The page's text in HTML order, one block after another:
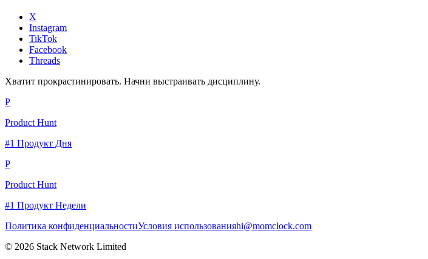
X
Instagram
TikTok
Facebook
Threads
Хватит прокрастинировать. Начни выстраивать дисциплину.
P
Product Hunt
#1 Продукт Дня
P
Product Hunt
#1 Продукт Недели
Политика конфиденциальностиУсловия использованияhi@momclock.com
© 2026 Stack Network Limited